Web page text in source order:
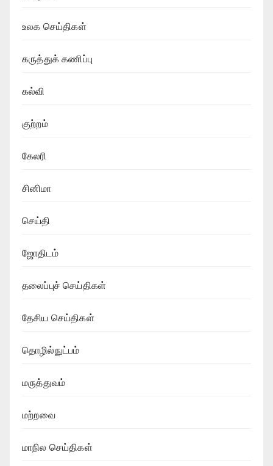
உலக செய்திகள்
கருத்துக் கணிப்பு
கல்வி
குற்றம்
கேலரி
சினிமா
செய்தி
ஜோதிடம்
தலைப்புச் செய்திகள்
தேசிய செய்திகள்
தொழில்நுட்பம்
மருத்துவம்
மற்றவை
மாநில செய்திகள்